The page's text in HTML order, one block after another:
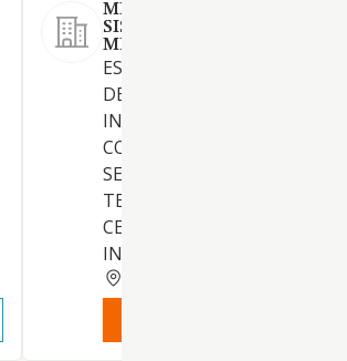
MIL NOU CENTS
SIS INVERSIONS DEL
MEDITERRANI SL
ESTUDIO, PROMOCION,
DE NEGOCIOS COMERCIALES,
INDUSTRIALES,
CON LA PRESTACION DE
SERVICIOS PERMANENTES,
TEMPORADA, TURISTICOS
CENTROS COMERCIALES,
INDIVIDUALIZADOS, ETC.